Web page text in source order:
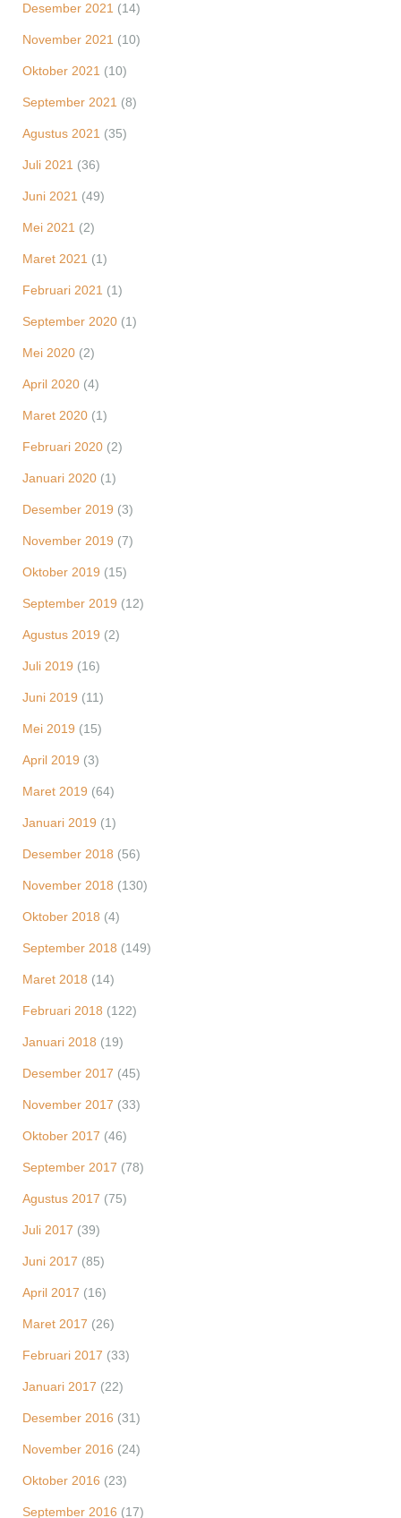
Desember 2021 (14)
November 2021 (10)
Oktober 2021 (10)
September 2021 (8)
Agustus 2021 (35)
Juli 2021 (36)
Juni 2021 (49)
Mei 2021 (2)
Maret 2021 (1)
Februari 2021 (1)
September 2020 (1)
Mei 2020 (2)
April 2020 (4)
Maret 2020 (1)
Februari 2020 (2)
Januari 2020 (1)
Desember 2019 (3)
November 2019 (7)
Oktober 2019 (15)
September 2019 (12)
Agustus 2019 (2)
Juli 2019 (16)
Juni 2019 (11)
Mei 2019 (15)
April 2019 (3)
Maret 2019 (64)
Januari 2019 (1)
Desember 2018 (56)
November 2018 (130)
Oktober 2018 (4)
September 2018 (149)
Maret 2018 (14)
Februari 2018 (122)
Januari 2018 (19)
Desember 2017 (45)
November 2017 (33)
Oktober 2017 (46)
September 2017 (78)
Agustus 2017 (75)
Juli 2017 (39)
Juni 2017 (85)
April 2017 (16)
Maret 2017 (26)
Februari 2017 (33)
Januari 2017 (22)
Desember 2016 (31)
November 2016 (24)
Oktober 2016 (23)
September 2016 (17)